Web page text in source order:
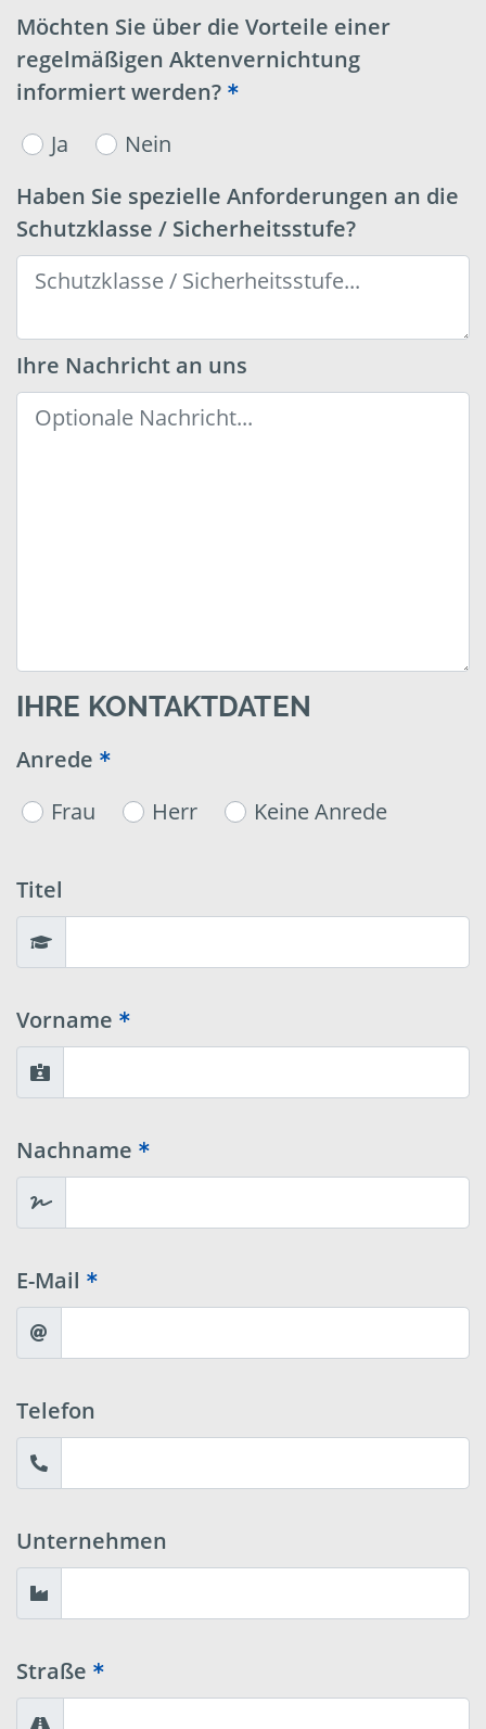
Möchten Sie über die Vorteile einer
regelmäßigen Aktenvernichtung
informiert werden?
Ja
Nein
Haben Sie spezielle Anforderungen an die
Schutzklasse / Sicherheitsstufe?
Ihre Nachricht an uns
IHRE KONTAKTDATEN
Anrede
Frau
Herr Keine Anrede
Titel
Vorname
Nachname
E-Mail
Telefon
Unternehmen
Straße